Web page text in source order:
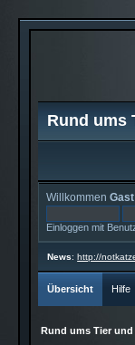
Rund ums
WillkommenGast
Einloggen mit
News:http://
Übersicht Hilfe
Rund ums Tier